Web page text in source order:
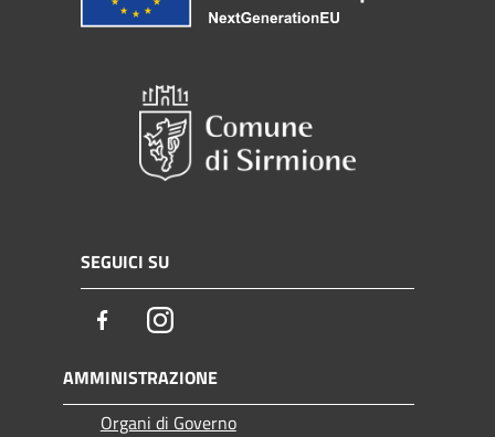
SEGUICI SU
FacebookInstagram
AMMINISTRAZIONE
Organi di Governo